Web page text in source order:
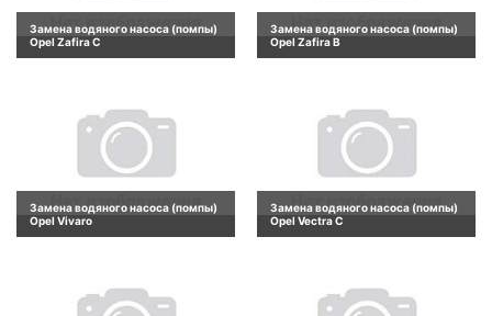
Замена водяного насоса (помпы)
Opel Zafira C
Замена водяного насоса (помпы)
Opel Zafira B
Замена водяного насоса (помпы)
Opel Vivaro
Замена водяного насоса (помпы)
Opel Vectra C